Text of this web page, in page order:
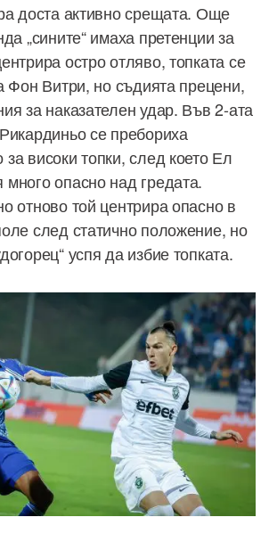
доста активно срещата. Още
„сините“ имаха претенции за
остро отляво, топката се
Фон Витри, но съдията прецени,
за наказателен удар. Във 2-ата
се пребориха
високи топки, след което Ел
опасно над гредата.
отново той центрира опасно в
след статично положение, но
успя да избие топката.